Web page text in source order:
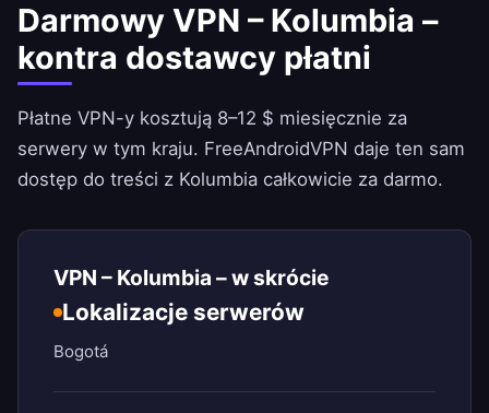
Darmowy VPN – Kolumbia –
kontra dostawcy płatni
Płatne VPN-y kosztują 8–12 $ miesięcznie za
serwery w tym kraju. FreeAndroidVPN daje ten sam
dostęp do treści z Kolumbia całkowicie za darmo.
VPN – Kolumbia – w skrócie
Lokalizacje serwerów
Bogotá